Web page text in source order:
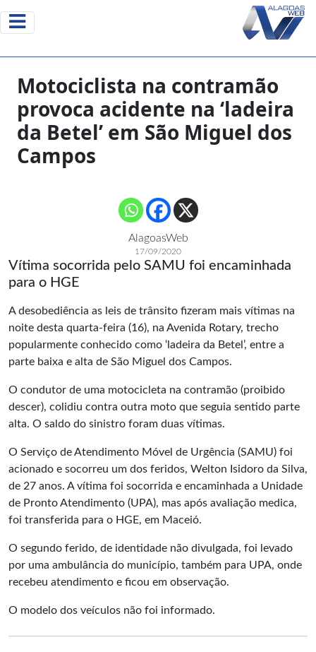
Motociclista na contramão
provoca acidente na ‘ladeira
da Betel’ em São Miguel dos
Campos
AlagoasWeb
17/09/2020
Vítima socorrida pelo SAMU foi encaminhada
para o HGE
A desobediência as leis de trânsito fizeram mais vítimas na
noite desta quarta-feira (16), na Avenida Rotary, trecho
popularmente conhecido como ‘ladeira da Betel’, entre a
parte baixa e alta de São Miguel dos Campos.
O condutor de uma motocicleta na contramão (proibido
descer), colidiu contra outra moto que seguia sentido parte
alta. O saldo do sinistro foram duas vítimas.
O Serviço de Atendimento Móvel de Urgência (SAMU) foi
acionado e socorreu um dos feridos, Welton Isidoro da Silva,
de 27 anos. A vítima foi socorrida e encaminhada a Unidade
de Pronto Atendimento (UPA), mas após avaliação medica,
foi transferida para o HGE, em Maceió.
O segundo ferido, de identidade não divulgada, foi levado
por uma ambulância do município, também para UPA, onde
recebeu atendimento e ficou em observação.
O modelo dos veículos não foi informado.